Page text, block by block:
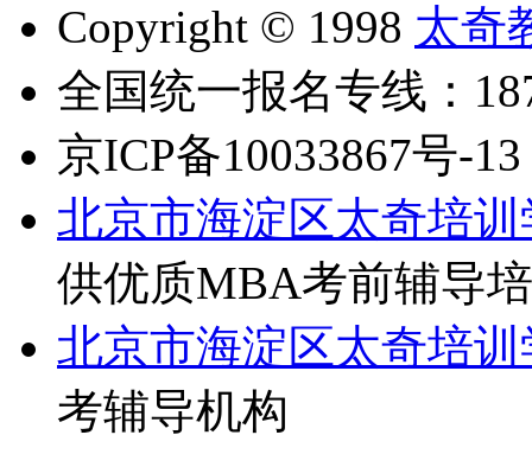
Copyright © 1998 太奇
全国统一报名专线：
京ICP备10033867号-13
北京市海淀区太奇培训
供优质MBA考前辅导
北京市海淀区太奇培训
考辅导机构